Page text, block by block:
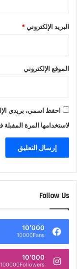
البريد الإلكتروني*
الموقع الإلكتروني
احفظ اسمي، بريدي
لاستخدامها المرة المقبلة
Follow Us
10٬000
10000Fans
10٬000
100000Followers